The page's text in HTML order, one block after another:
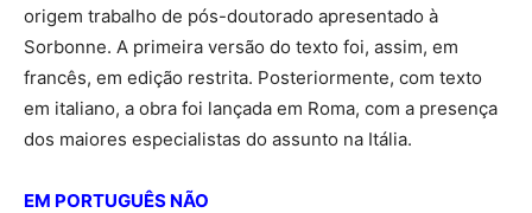
origem trabalho de pós-doutorado apresentado à
Sorbonne. A primeira versão do texto foi, assim, em
francês, em edição restrita. Posteriormente, com texto
em italiano, a obra foi lançada em Roma, com a presença
dos maiores especialistas do assunto na Itália.
EM PORTUGUÊS NÃO